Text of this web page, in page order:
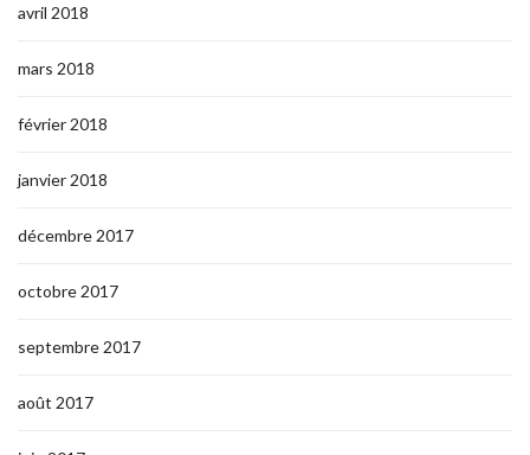
avril 2018
mars 2018
février 2018
janvier 2018
décembre 2017
octobre 2017
septembre 2017
août 2017